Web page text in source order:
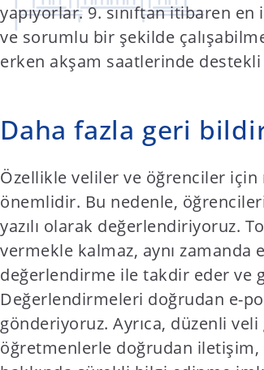
yapıyorlar. 9. sınıftan itibaren en
ve sorumlu bir şekilde
erken akşam saatlerinde
Daha fazla geri
Özellikle veliler ve öğrenciler için
önemlidir. Bu nedenle,
yazılı olarak değerlendiriyoruz.
vermekle kalmaz, aynı
değerlendirme ile takdir eder ve
Değerlendirmeleri doğrudan e-
gönderiyoruz. Ayrıca, düzenli
öğretmenlerle doğrudan iletişim,